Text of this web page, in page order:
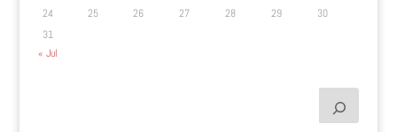
24
25 26 27 28 29
30
31
« Jul